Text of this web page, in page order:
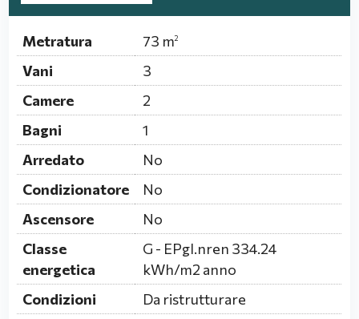
Metratura 73 m2
Vani
3
Camere
2
Bagni
1
Arredato
No
Condizionatore
No
Ascensore
No
Classe
energetica
G - EPgl.nren 334.24
kWh/m2 anno
Condizioni
Da ristrutturare